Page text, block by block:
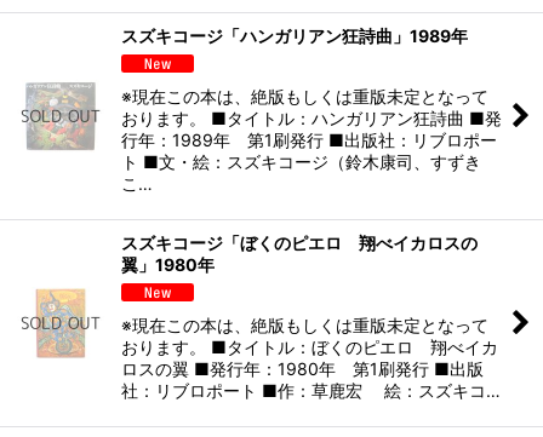
スズキコージ「ハンガリアン狂詩曲」1989年
※現在この本は、絶版もしくは重版未定となって
おります。 ■タイトル：ハンガリアン狂詩曲 ■発
行年：1989年 第1刷発行 ■出版社：リブロポー
ト ■文・絵：スズキコージ（鈴木康司、すずき
こ…
スズキコージ「ぼくのピエロ 翔べイカロスの
翼」1980年
※現在この本は、絶版もしくは重版未定となって
おります。 ■タイトル：ぼくのピエロ 翔べイカ
ロスの翼 ■発行年：1980年 第1刷発行 ■出版
社：リブロポート ■作：草鹿宏 絵：スズキコ…